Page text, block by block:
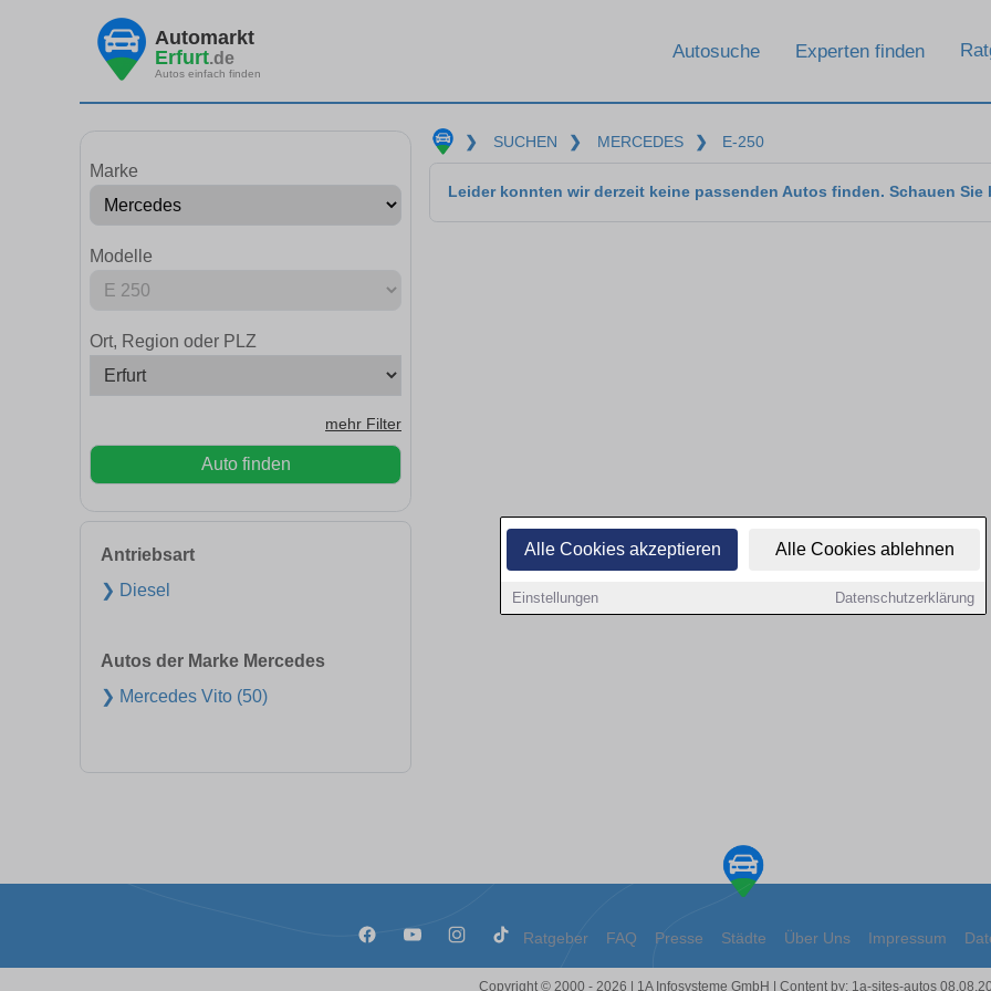
Alle Cookies akzeptieren Alle Cookies ablehnen
Einstellungen Datenschutzerklärung
Automarkt
Erfurt.de
Autos einfach finden
Autosuche Experten finden
Marke
Modelle
Ort, Region oder PLZ
mehr Filter
Auto finden
Antriebsart
❯ Diesel
Autos der Marke Mercedes
❯ Mercedes Vito (50)
❯ SUCHEN ❯ MERCEDES ❯ E-250
Leider konnten wir derzeit keine passenden Autos finden. Schauen Sie
Ratgeber FAQ Presse Städte Über Uns Impressum
Copyright © 2000 - 2026 | 1A Infosysteme GmbH | Content by: 1a-sites-autos